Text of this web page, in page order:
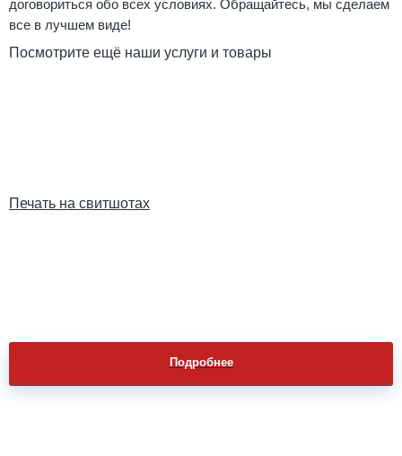
договориться обо всех условиях. Обращайтесь, мы сделаем
все в лучшем виде!
Посмотрите ещё наши услуги и товары
Печать на свитшотах
Подробнее